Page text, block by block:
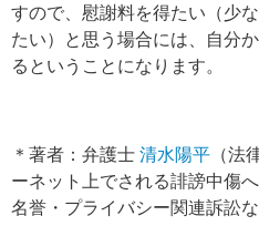
すので、慰謝料を得たい（少
たい）と思う場合には、自分
るということになります。
＊著者：弁護士 清水陽平 （法
ーネット上でされる誹謗中傷
名誉・プライバシー関連訴訟な